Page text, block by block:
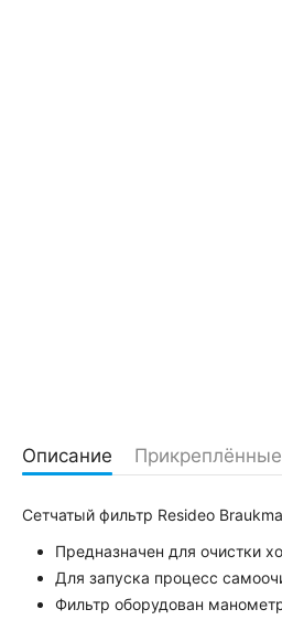
Описание
Сетчатый фильтр Resideo
Предназначен для очистки
Для запуска процесс
Фильтр оборудован